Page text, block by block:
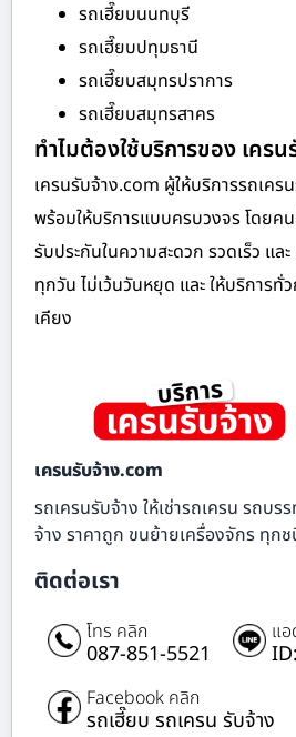
รถเฮี๊ยบนนทบุรี
รถเฮี๊ยบปทุมธานี
รถเฮี๊ยบสมุทรปราการ
รถเฮี๊ยบสมุทรสาคร
ทำไมต้องใช้บริการของ เคร
เครนรับจ้าง.com ผู้ให้บริการรถเคร
พร้อมให้บริการแบบครบวงจร โดย
รับประกันในความสะดวก รวดเร็ว แ
ทุกวัน ไม่เว้นวันหยุด และ ให้บริการทั่
เคียง
เครนรับจ้าง.com
รถเครนรับจ้าง ให้เช่ารถเครน รถบ
จ้าง ราคาถูก ขนย้ายเครื่องจักร ทุก
ติดต่อเรา
โทร คลิก
087-851-5521
แ
Facebook คลิก
รถเฮี๊ยบ รถเครน รับจ้าง